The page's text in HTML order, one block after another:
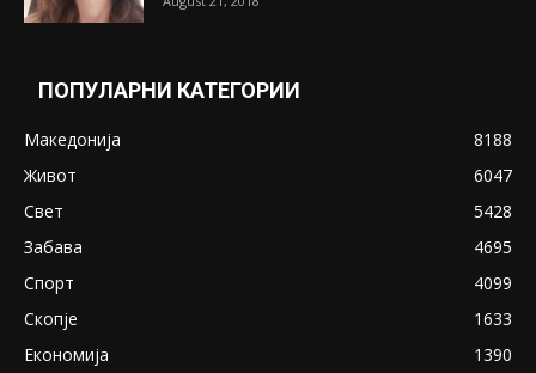
ПОПУЛАРНИ КАТЕГОРИИ
Македонија
8188
Живот
6047
Свет
5428
Забава
4695
Спорт
4099
Скопје
1633
Економија
1390